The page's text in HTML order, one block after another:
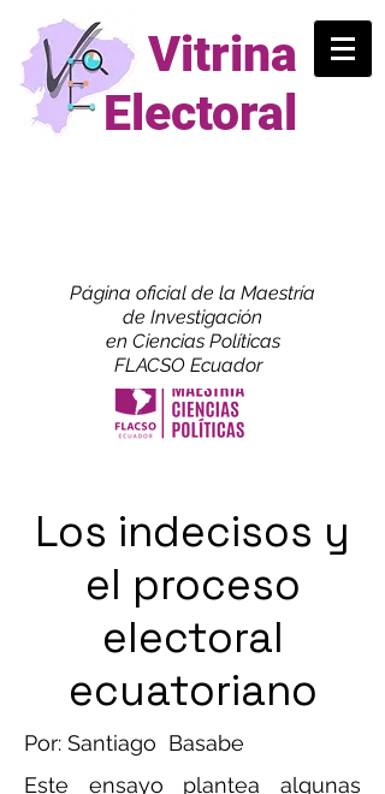
Vitrina
Electoral
Página oficial de la Maestría
de Investigación
en Ciencias Políticas
FLACSO Ecuador
Los indecisos y
el proceso
electoral
ecuatoriano
Por: Santiago Basabe
Este ensayo plantea algunas